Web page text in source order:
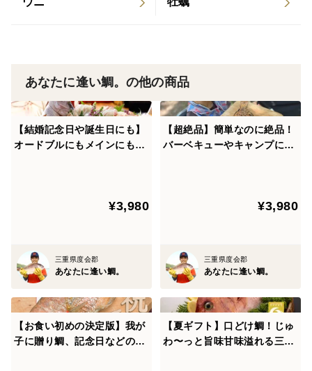
“養殖”だから、“薄飼い”だから。
鯛たちは、養殖家が一日に何度も餌の食べ具合や体調の
チェックを行っているため、一年中栄養状態がよく、ど
の季節も脂がしっかり乗っています。さらに、ひとつの
網で育てる匹数を抑える“薄飼い”によって、どの鯛にも
秘密は、鮮度とサイズ。
-------------------------------------------------------
うろこを傷つけないように丁寧にすくい上げた真鯛を、
海のすぐそばの調理場で、その日のうちに塩焼きにして
配送します。鯛は水揚げから2〜3日後にいちばん甘みを
あなたに逢い鯛。の他の商品
【結婚記念日や誕生日にも】
オードブルにもメインにもな
¥3,980
三重県度会郡
あなたに逢い鯛。
【超絶品】簡単なのに絶品！
バーベキューやキャンプに
¥3,980
三重県度会郡
あなたに逢い鯛。
【お食い初めの決定版】我が
子に贈り鯛、記念日などのお
【夏ギフト】口どけ鯛！じゅ
わ〜っと旨味甘味溢れる三重